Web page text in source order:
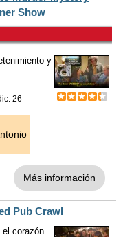
Show
y
26
Más información
Pub Crawl
el corazón